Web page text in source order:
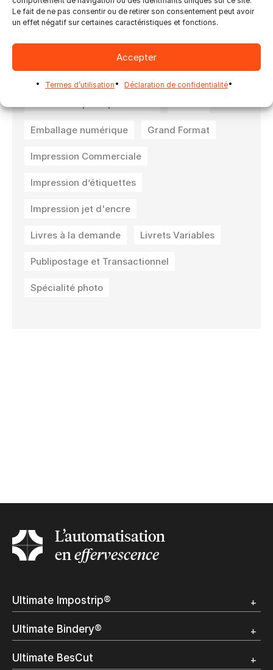
Le fait de ne pas consentir ou de retirer son consentement peut avoir
un effet négatif sur certaines caractéristiques et fonctions.
Accepter
Termes d’utilisation Déclaration de confidentialité
Emballage numérique Grand Format
Impression Commerciale
Impression d’étiquettes
Impression jet d'encre
Livres à la demande Livrets Variables
Publipostage et Transactionnel
Spécialité photo
L’automatisation
eneffervescence
Ultimate Impostrip®
Démo
Ultimate Bindery®
Démo
Ultimate BesCut